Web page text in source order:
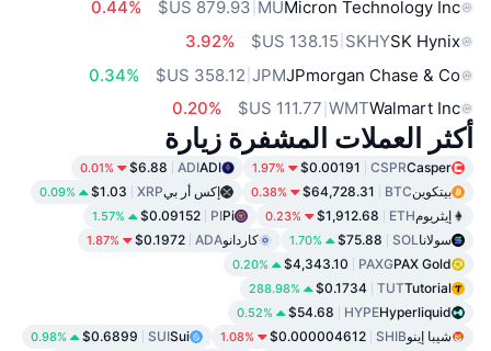
Micron Technology Inc
MU
0.44%
SK Hynix
SKHY
3.92%
JPmorgan Chase & Co
JPM
0.34%
Walmart Inc
WMT
0.20%
أكثر العملات المشفرة زيارة
Casper
CSPR
$0.00191
1.97%
ADI
ADI
$6.88
0.01%
بيتكوينBTC
$64,728.31
0.38% إكس أر بيXRP
$1.03
0.09%
إيثريومETH
$1,912.68
0.23%
Pi
PI
$0.09152
1.57%
سولاناSOL
$75.88
1.70% كاردانوADA
$0.1972
1.87%
PAX Gold
PAXG
$4,343.10
0.20%
Tutorial
TUT
$0.1734
288.98%
Hyperliquid
HYPE
$54.68
0.52%
شيبا إينوSHIB
$0.000004612
1.08%
Sui
SUI
$0.6899
0.98%